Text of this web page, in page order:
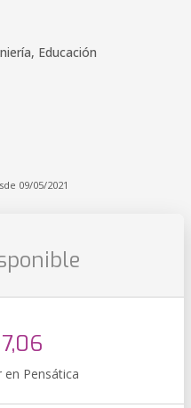
Educación
09/05/2021
en Pensática